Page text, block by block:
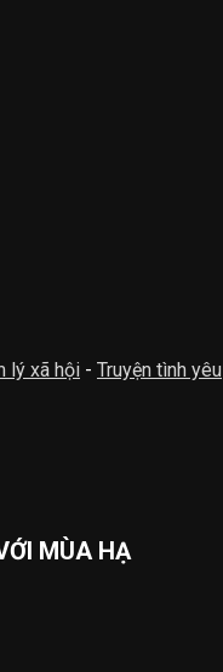
lý xã hội - Truyện tình yêu
MÙA HẠ